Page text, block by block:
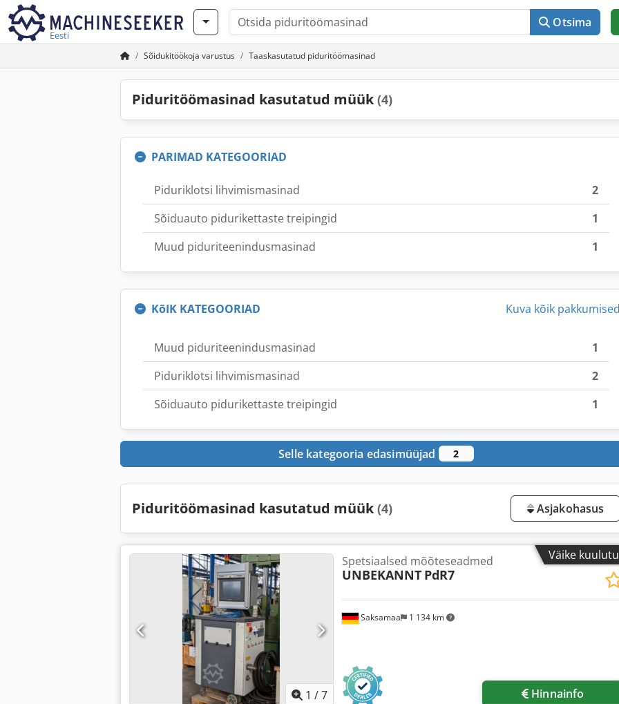
Eesti
Otsima
Sõidukitöökoja varustus Taaskasutatud piduritöömasinad
Piduritöömasinad kasutatud müük (4)
PARIMAD KATEGOORIAD
Piduriklotsi lihvimismasinad
2
Sõiduauto pidurikettaste treipingid
1
Muud piduriteenindusmasinad
1
KõIK KATEGOORIAD Kuva kõik
Muud piduriteenindusmasinad
1
Piduriklotsi lihvimismasinad
2
Sõiduauto pidurikettaste treipingid
1
Selle kategooria edasimüüjad 2
Piduritöömasinad kasutatud müük (4) Asjakohasus
Väike
1 /7
Saksamaa 1 134 km
Spetsiaalsed mõõteseadmed
UNBEKANNT PdR7
Hinnainfo